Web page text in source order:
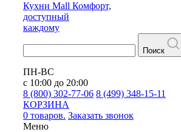
Кухни Mall Комфорт,
доступный
каждому
Поиск
ПН-ВС
с 10:00 до 20:00
8 (800) 302-77-06 8 (499) 348-15-11
КОРЗИНА
0 товаров. Заказать звонок
Меню